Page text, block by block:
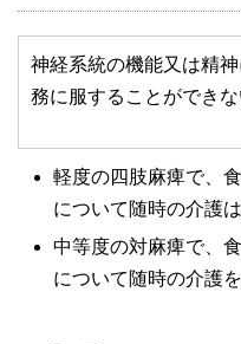
神経系統の機能又は精
務に服することができ
軽度の四肢麻痺で、
について随時の介護
中等度の対麻痺で、
について随時の介護